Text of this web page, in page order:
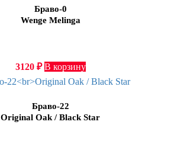
Браво-0
Wenge Melinga
3120 ₽ В корзину
Браво-22
Original Oak / Black Star